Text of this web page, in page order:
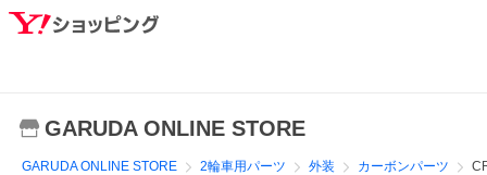
GARUDA ONLINE STORE
GARUDA ONLINE STORE 2輪車用パーツ 外装 カーボンパーツ